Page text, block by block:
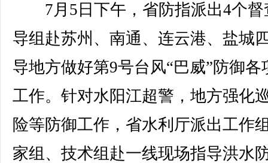
7月5日下午，省防指派出4个督
导组赴苏州、南通、连云港、盐城
导地方做好第9号台风“巴威”防御各
工作。针对水阳江超警，地方强化
险等防御工作，省水利厅派出工作
家组、技术组赴一线现场指导洪水